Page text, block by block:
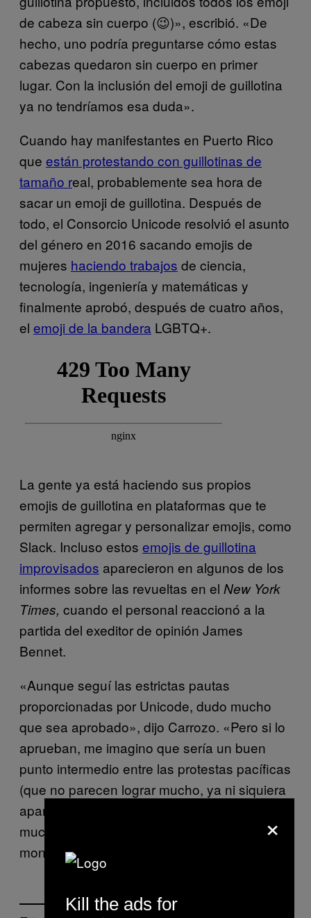
de cabeza sin cuerpo (😉)», escribió. «De
hecho, uno podría preguntarse cómo estas
cabezas quedaron sin cuerpo en primer
lugar. Con la inclusión del emoji de guillotina
ya no tendríamos esa duda».
Cuando hay manifestantes en Puerto Rico
que están protestando con guillotinas de
tamaño real, probablemente sea hora de
sacar un emoji de guillotina. Después de
todo, el Consorcio Unicode resolvió el asunto
del género en 2016 sacando emojis de
mujeres haciendo trabajos de ciencia,
tecnología, ingeniería y matemáticas y
finalmente aprobó, después de cuatro años,
el emoji de la bandera LGBTQ+.
La gente ya está haciendo sus propios
emojis de guillotina en plataformas que te
permiten agregar y personalizar emojis, como
Slack. Incluso estos emojis de guillotina
improvisados aparecieron en algunos de los
informes sobre las revueltas en el New York
Times, cuando el personal reaccionó a la
partida del exeditor de opinión James
Bennet.
«Aunque seguí las estrictas pautas
proporcionadas por Unicode, dudo mucho
que sea aprobado», dijo Carrozo. «Pero si lo
aprueban, me imagino que sería un buen
punto intermedio entre las protestas pacíficas
(que no parecen lograr mucho, ya ni siquiera
aparecen en las noticias) y las violentas (que
muchas veces resultan en reformas
monumentales)».
×
Kill the ads for